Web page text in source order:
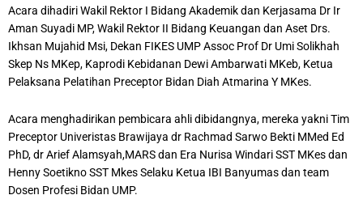
Acara dihadiri Wakil Rektor I Bidang Akademik dan Kerjasama Dr Ir
Aman Suyadi MP, Wakil Rektor II Bidang Keuangan dan Aset Drs.
Ikhsan Mujahid Msi, Dekan FIKES UMP Assoc Prof Dr Umi Solikhah
Skep Ns MKep, Kaprodi Kebidanan Dewi Ambarwati MKeb, Ketua
Pelaksana Pelatihan Preceptor Bidan Diah Atmarina Y MKes.
Acara menghadirikan pembicara ahli dibidangnya, mereka yakni Tim
Preceptor Univeristas Brawijaya dr Rachmad Sarwo Bekti MMed Ed
PhD, dr Arief Alamsyah,MARS dan Era Nurisa Windari SST MKes dan
Henny Soetikno SST Mkes Selaku Ketua IBI Banyumas dan team
Dosen Profesi Bidan UMP.